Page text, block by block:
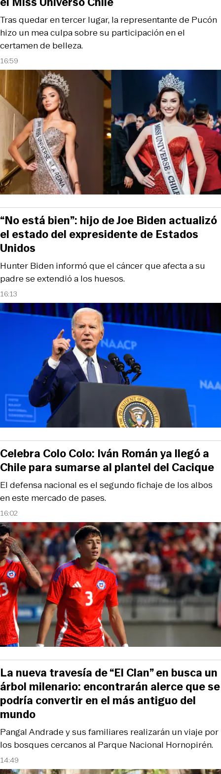
16:59
Tras quedar en tercer lugar, la representante de Pucón
hizo un mea culpa sobre su participación en el
certamen de belleza.
16:13
Hunter Biden informó que el cáncer que afecta a su
padre se extendió a los huesos.
“No está bien”: hijo de Joe Biden actualizó
el estado del expresidente de Estados
Unidos
16:02
El defensa nacional es el segundo fichaje de los albos
en este mercado de pases.
Celebra Colo Colo: Iván Román ya llegó a
Chile para sumarse al plantel del Cacique
14:49
Pangal Andrade y sus familiares realizarán un viaje por
los bosques cercanos al Parque Nacional Hornopirén.
La nueva travesía de “El Clan” en busca un
árbol milenario: encontrarán alerce que se
podría convertir en el más antiguo del
mundo